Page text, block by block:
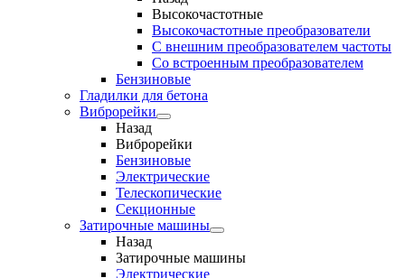
Высокочастотные
Высокочастотные преобразователи
С внешним преобразователем частоты
Cо встроенным преобразователем
Бензиновые
Гладилки для бетона
Виброрейки
Назад
Виброрейки
Бензиновые
Электрические
Телескопические
Секционные
Затирочные машины
Назад
Затирочные машины
Электрические